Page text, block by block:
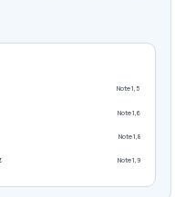
Note 1,5
Note 1,6
Note 1,8
Note 1,9